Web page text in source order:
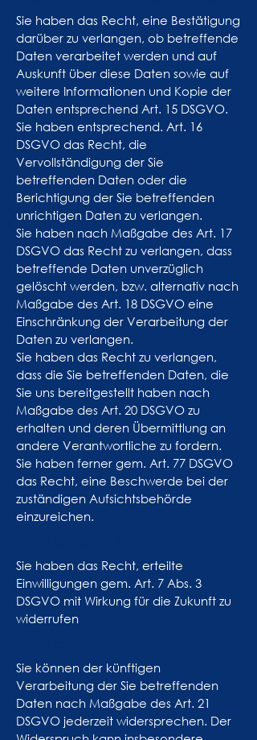
Sie haben das Recht, eine Bestätigung
darüber zu verlangen, ob betreffende
Daten verarbeitet werden und auf
Auskunft über diese Daten sowie auf
weitere Informationen und Kopie der
Daten entsprechend Art. 15 DSGVO.
Sie haben entsprechend. Art. 16
DSGVO das Recht, die
Vervollständigung der Sie
betreffenden Daten oder die
Berichtigung der Sie betreffenden
unrichtigen Daten zu verlangen.
Sie haben nach Maßgabe des Art. 17
DSGVO das Recht zu verlangen, dass
betreffende Daten unverzüglich
gelöscht werden, bzw. alternativ nach
Maßgabe des Art. 18 DSGVO eine
Einschränkung der Verarbeitung der
Daten zu verlangen.
Sie haben das Recht zu verlangen,
dass die Sie betreffenden Daten, die
Sie uns bereitgestellt haben nach
Maßgabe des Art. 20 DSGVO zu
erhalten und deren Übermittlung an
andere Verantwortliche zu fordern.
Sie haben ferner gem. Art. 77 DSGVO
das Recht, eine Beschwerde bei der
zuständigen Aufsichtsbehörde
einzureichen.
Sie haben das Recht, erteilte
Einwilligungen gem. Art. 7 Abs. 3
DSGVO mit Wirkung für die Zukunft zu
widerrufen
Sie können der künftigen
Verarbeitung der Sie betreffenden
Daten nach Maßgabe des Art. 21
DSGVO jederzeit widersprechen. Der